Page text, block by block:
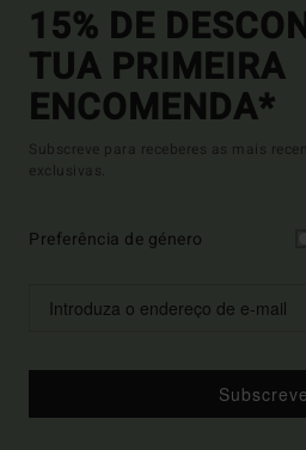
15% DE
TUA PRIMEIRA
ENCOMENDA*
Subscreve para receberes as mais
exclusivas.
Preferência de género